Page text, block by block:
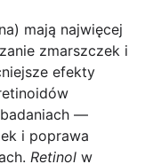
mają najwięcej
zmarszczek i
efekty
—
i poprawa
Retinol w